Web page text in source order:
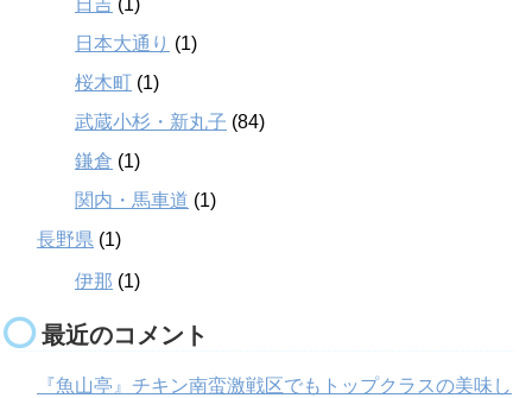
日吉 (1)
日本大通り (1)
桜木町 (1)
武蔵小杉・新丸子 (84)
鎌倉 (1)
関内・馬車道 (1)
長野県 (1)
伊那 (1)
最近のコメント
『魚山亭』チキン南蛮激戦区でもトップクラスの美味し